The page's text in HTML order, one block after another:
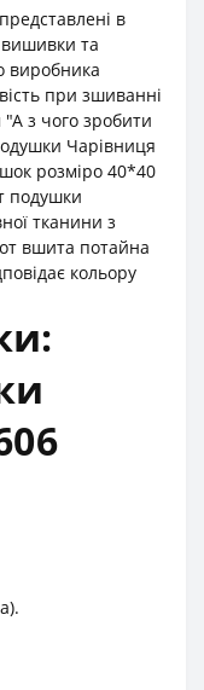
в
вишивки та
виробника
при зшиванні
з чого зробити
Чарівниця
розміро 40*40
подушки
тканини з
вшита потайна
кольору